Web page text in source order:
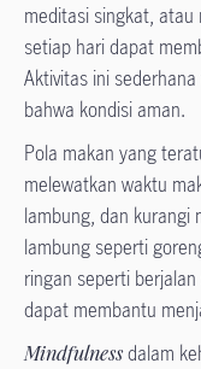
meditasi singkat,
setiap hari dapat
Aktivitas ini
bahwa kondisi aman.
Pola makan yang
melewatkan waktu
lambung, dan kurangi
lambung seperti
ringan seperti
dapat membantu
Mindfulnessdalam